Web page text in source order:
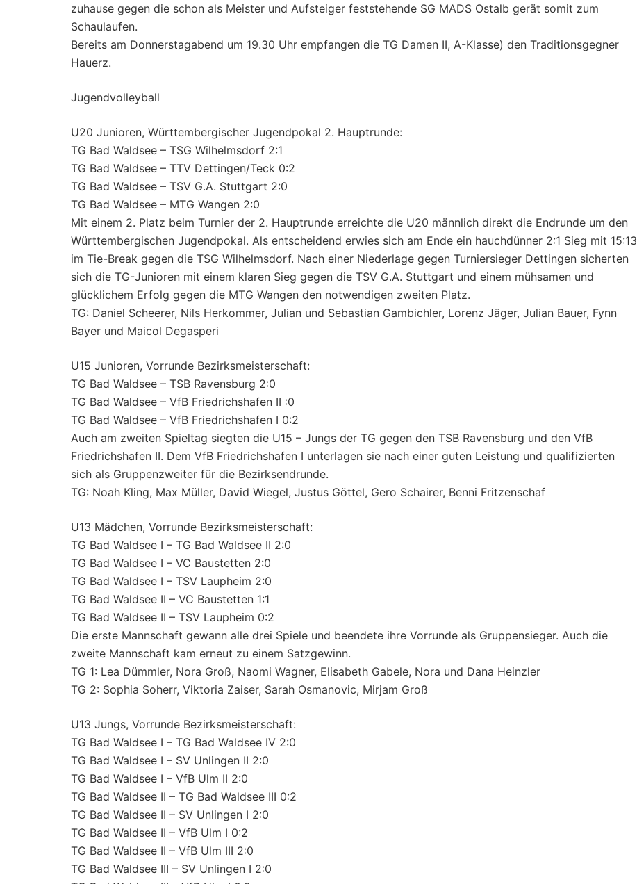
zuhause gegen die schon als Meister und Aufsteiger feststehende SG MADS Ostalb gerät somit zum
Schaulaufen.
Bereits am Donnerstagabend um 19.30 Uhr empfangen die TG Damen II, A-Klasse) den Traditionsgegner
Hauerz.
Jugendvolleyball
U20 Junioren, Württembergischer Jugendpokal 2. Hauptrunde:
TG Bad Waldsee – TSG Wilhelmsdorf 2:1
TG Bad Waldsee – TTV Dettingen/Teck 0:2
TG Bad Waldsee – TSV G.A. Stuttgart 2:0
TG Bad Waldsee – MTG Wangen 2:0
Mit einem 2. Platz beim Turnier der 2. Hauptrunde erreichte die U20 männlich direkt die Endrunde um den
Württembergischen Jugendpokal. Als entscheidend erwies sich am Ende ein hauchdünner 2:1 Sieg mit 15:13
im Tie-Break gegen die TSG Wilhelmsdorf. Nach einer Niederlage gegen Turniersieger Dettingen sicherten
sich die TG-Junioren mit einem klaren Sieg gegen die TSV G.A. Stuttgart und einem mühsamen und
glücklichem Erfolg gegen die MTG Wangen den notwendigen zweiten Platz.
TG: Daniel Scheerer, Nils Herkommer, Julian und Sebastian Gambichler, Lorenz Jäger, Julian Bauer, Fynn
Bayer und Maicol Degasperi
U15 Junioren, Vorrunde Bezirksmeisterschaft:
TG Bad Waldsee – TSB Ravensburg 2:0
TG Bad Waldsee – VfB Friedrichshafen II :0
TG Bad Waldsee – VfB Friedrichshafen I 0:2
Auch am zweiten Spieltag siegten die U15 – Jungs der TG gegen den TSB Ravensburg und den VfB
Friedrichshafen II. Dem VfB Friedrichshafen I unterlagen sie nach einer guten Leistung und qualifizierten
sich als Gruppenzweiter für die Bezirksendrunde.
TG: Noah Kling, Max Müller, David Wiegel, Justus Göttel, Gero Schairer, Benni Fritzenschaf
U13 Mädchen, Vorrunde Bezirksmeisterschaft:
TG Bad Waldsee I – TG Bad Waldsee II 2:0
TG Bad Waldsee I – VC Baustetten 2:0
TG Bad Waldsee I – TSV Laupheim 2:0
TG Bad Waldsee II – VC Baustetten 1:1
TG Bad Waldsee II – TSV Laupheim 0:2
Die erste Mannschaft gewann alle drei Spiele und beendete ihre Vorrunde als Gruppensieger. Auch die
zweite Mannschaft kam erneut zu einem Satzgewinn.
TG 1: Lea Dümmler, Nora Groß, Naomi Wagner, Elisabeth Gabele, Nora und Dana Heinzler
TG 2: Sophia Soherr, Viktoria Zaiser, Sarah Osmanovic, Mirjam Groß
U13 Jungs, Vorrunde Bezirksmeisterschaft:
TG Bad Waldsee I – TG Bad Waldsee IV 2:0
TG Bad Waldsee I – SV Unlingen II 2:0
TG Bad Waldsee I – VfB Ulm II 2:0
TG Bad Waldsee II – TG Bad Waldsee III 0:2
TG Bad Waldsee II – SV Unlingen I 2:0
TG Bad Waldsee II – VfB Ulm I 0:2
TG Bad Waldsee II – VfB Ulm III 2:0
TG Bad Waldsee III – SV Unlingen I 2:0